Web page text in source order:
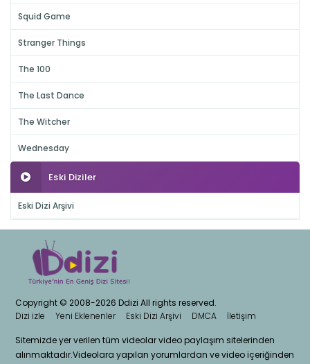
Squid Game
Stranger Things
The 100
The Last Dance
The Witcher
Wednesday
Eski Diziler
Eski Dizi Arşivi
Copyright © 2008-2026 Ddizi All rights reserved.
Dizi izle
Yeni Eklenenler Eski Dizi Arşivi DMCA İletişim
Sitemizde yer verilen tüm videolar video paylaşım sitelerinden
alınmaktadır.Videolara yapılan yorumlardan ve video içeriğinden